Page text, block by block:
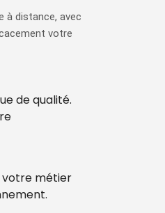
à distance, avec
votre
de qualité.
votre métier